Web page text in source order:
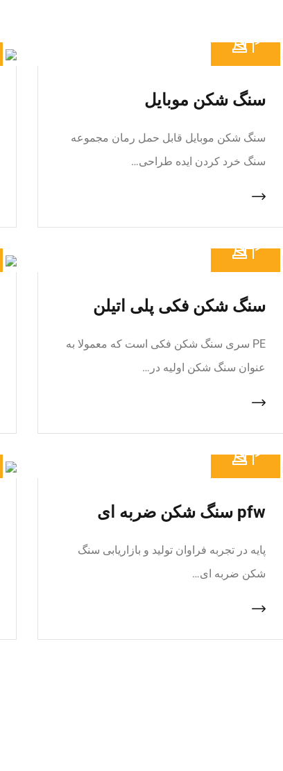
سنگ شکن موبایل
سنگ شکن موبایل قابل حمل رمان مجموعه
سنگ خرد کردن ایده طراحی…
سنگ شکن فکی پلی اتیلن
PE سری سنگ شکن فکی است که معمولا به
عنوان سنگ شکن اولیه در…
pfw سنگ شکن ضربه ای
پایه در تجربه فراوان تولید و بازاریابی سنگ
شکن ضربه ای…